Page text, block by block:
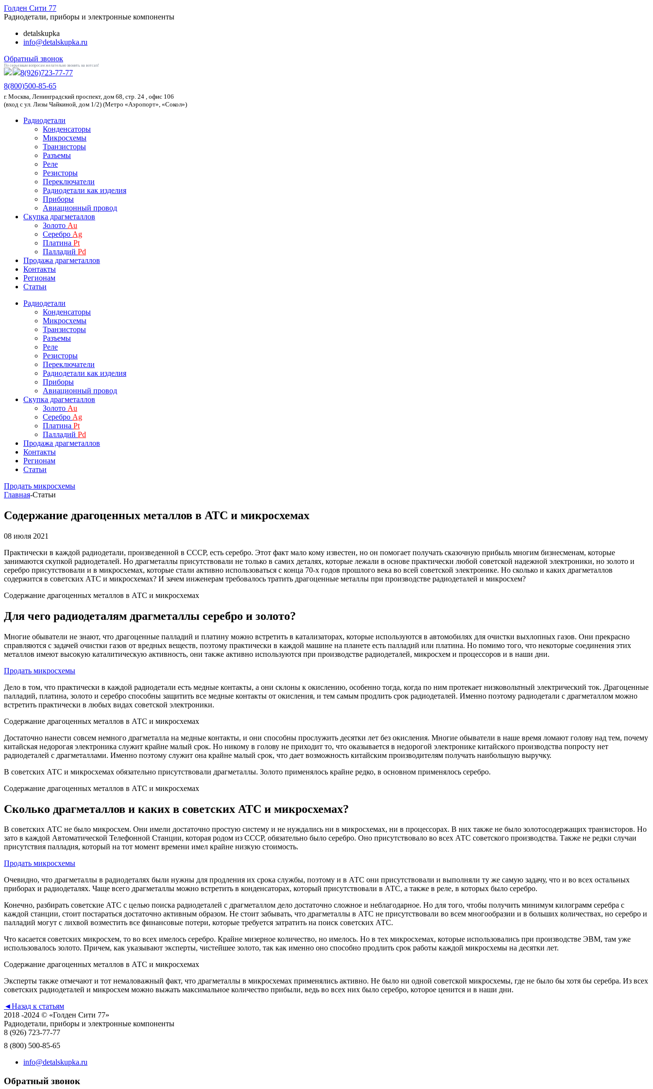
Голден Сити 77
Радиодетали, приборы и электронные компоненты
detalskupka
info@detalskupka.ru
Обратный звонок
По серьезным вопросам желательно звонить на вотсап!
8(926)723-77-77
8(800)500-85-65
г. Москва, Ленинградский проспект, дом 68, стр. 24 , офис 106
(вход с ул. Лизы Чайкиной, дом 1/2) (Метро «Аэропорт», «Сокол»)
Радиодетали
Конденсаторы
Микросхемы
Транзисторы
Разъемы
Реле
Резисторы
Переключатели
Радиодетали как изделия
Приборы
Авиационный провод
Скупка драгметаллов
Золото Au
Серебро Ag
Платина Pt
Палладий Pd
Продажа драгметаллов
Контакты
Регионам
Статьи
Радиодетали
Конденсаторы
Микросхемы
Транзисторы
Разъемы
Реле
Резисторы
Переключатели
Радиодетали как изделия
Приборы
Авиационный провод
Скупка драгметаллов
Золото Au
Серебро Ag
Платина Pt
Палладий Pd
Продажа драгметаллов
Контакты
Регионам
Статьи
Продать микросхемы
Главная-Статьи
Содержание драгоценных металлов в АТС и микросхемах
08 июля 2021
Практически в каждой радиодетали, произведенной в СССР, есть серебро. Этот факт мало кому известен, но он помогает получать сказочную прибыль многим бизнесменам, которые
занимаются скупкой радиодеталей. Но драгметаллы присутствовали не только в самих деталях, которые лежали в основе практически любой советской надежной электроники, но золото и
серебро присутствовали и в микросхемах, которые стали активно использоваться с конца 70-х годов прошлого века во всей советской электронике. Но сколько и каких драгметаллов
содержится в советских АТС и микросхемах? И зачем инженерам требовалось тратить драгоценные металлы при производстве радиодеталей и микросхем?
Содержание драгоценных металлов в АТС и микросхемах
Для чего радиодеталям драгметаллы серебро и золото?
Многие обыватели не знают, что драгоценные палладий и платину можно встретить в катализаторах, которые используются в автомобилях для очистки выхлопных газов. Они прекрасно
справляются с задачей очистки газов от вредных веществ, поэтому практически в каждой машине на планете есть палладий или платина. Но помимо того, что некоторые соединения этих
металлов имеют высокую каталитическую активность, они также активно используются при производстве радиодеталей, микросхем и процессоров и в наши дни.
Продать микросхемы
Дело в том, что практически в каждой радиодетали есть медные контакты, а они склоны к окислению, особенно тогда, когда по ним протекает низковольтный электрический ток. Драгоценные
палладий, платина, золото и серебро способны защитить все медные контакты от окисления, и тем самым продлить срок радиодеталей. Именно поэтому радиодетали с драгметаллом можно
встретить практически в любых видах советской электроники.
Содержание драгоценных металлов в АТС и микросхемах
Достаточно нанести совсем немного драгметалла на медные контакты, и они способны прослужить десятки лет без окисления. Многие обыватели в наше время ломают голову над тем, почему
китайская недорогая электроника служит крайне малый срок. Но никому в голову не приходит то, что оказывается в недорогой электронике китайского производства попросту нет
радиодеталей с драгметаллами. Именно поэтому служит она крайне малый срок, что дает возможность китайским производителям получать наибольшую выручку.
В советских АТС и микросхемах обязательно присутствовали драгметаллы. Золото применялось крайне редко, в основном применялось серебро.
Содержание драгоценных металлов в АТС и микросхемах
Сколько драгметаллов и каких в советских АТС и микросхемах?
В советских АТС не было микросхем. Они имели достаточно простую систему и не нуждались ни в микросхемах, ни в процессорах. В них также не было золотосодержащих транзисторов. Но
зато в каждой Автоматической Телефонной Станции, которая родом из СССР, обязательно было серебро. Оно присутствовало во всех АТС советского производства. Также не редки случаи
присутствия палладия, который на тот момент времени имел крайне низкую стоимость.
Продать микросхемы
Очевидно, что драгметаллы в радиодеталях были нужны для продления их срока службы, поэтому и в АТС они присутствовали и выполняли ту же самую задачу, что и во всех остальных
приборах и радиодеталях. Чаще всего драгметаллы можно встретить в конденсаторах, который присутствовали в АТС, а также в реле, в которых было серебро.
Конечно, разбирать советские АТС с целью поиска радиодеталей с драгметаллом дело достаточно сложное и неблагодарное. Но для того, чтобы получить минимум килограмм серебра с
каждой станции, стоит постараться достаточно активным образом. Не стоит забывать, что драгметаллы в АТС не присутствовали во всем многообразии и в больших количествах, но серебро и
палладий могут с лихвой возместить все финансовые потери, которые требуется затратить на поиск советских АТС.
Что касается советских микросхем, то во всех имелось серебро. Крайне мизерное количество, но имелось. Но в тех микросхемах, которые использовались при производстве ЭВМ, там уже
использовалось золото. Причем, как указывают эксперты, чистейшее золото, так как именно оно способно продлить срок работы каждой микросхемы на десятки лет.
Содержание драгоценных металлов в АТС и микросхемах
Эксперты также отмечают и тот немаловажный факт, что драгметаллы в микросхемах применялись активно. Не было ни одной советской микросхемы, где не было бы хотя бы серебра. Из всех
советских радиодеталей и микросхем можно выжать максимальное количество прибыли, ведь во всех них было серебро, которое ценится и в наши дни.
◄Назад к статьям
2018 -2024 © «Голден Сити 77»
Радиодетали, приборы и электронные компоненты
8 (926) 723-77-77
8 (800) 500-85-65
info@detalskupka.ru
Обратный звонок